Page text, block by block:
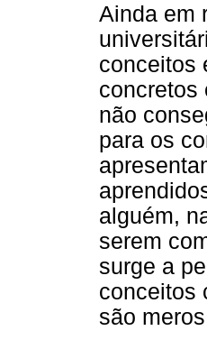
Ainda em
conceitos
concretos
não
para os
alguém,
serem
surge a
conceitos
são